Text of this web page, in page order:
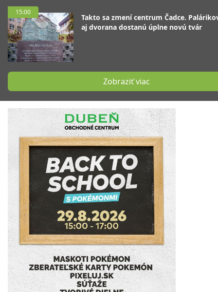
15:00
Takto sa zmení centrum Čadce.
aj dvorana dostanú úplne novú tvár
Zobraziť viac